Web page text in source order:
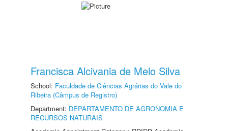
Francisca Alcivania de Melo Silva
School: Faculdade de Ciências Agrárias do Vale do
Ribeira (Câmpus de Registro)
Department: DEPARTAMENTO DE AGRONOMIA E
RECURSOS NATURAIS